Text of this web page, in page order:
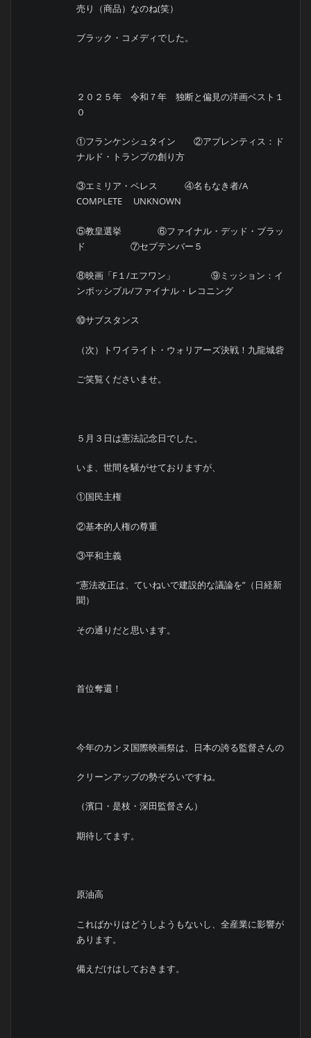
売り（商品）なのね(笑）
ブラック・コメディでした。
２０２５年 令和７年 独断と偏見の洋画ベスト１
０
①フランケンシュタイン ②アプレンティス：ド
ナルド・トランプの創り方
③エミリア・ペレス ④名もなき者/A
COMPLETE UNKNOWN
⑤教皇選挙 ⑥ファイナル・デッド・ブラッ
ド ⑦セプテンバー５
⑧映画「F１/エフワン」 ⑨ミッション：イ
ンポッシブル/ファイナル・レコニング
⑩サブスタンス
（次）トワイライト・ウォリアーズ決戦！九龍城砦
ご笑覧くださいませ。
５月３日は憲法記念日でした。
いま、世間を騒がせておりますが、
①国民主権
②基本的人権の尊重
③平和主義
”憲法改正は、ていねいで建設的な議論を”（日経新
聞）
その通りだと思います。
首位奪還！
今年のカンヌ国際映画祭は、日本の誇る監督さんの
クリーンアップの勢ぞろいですね。
（濱口・是枝・深田監督さん）
期待してます。
原油高
こればかりはどうしようもないし、全産業に影響が
あります。
備えだけはしておきます。